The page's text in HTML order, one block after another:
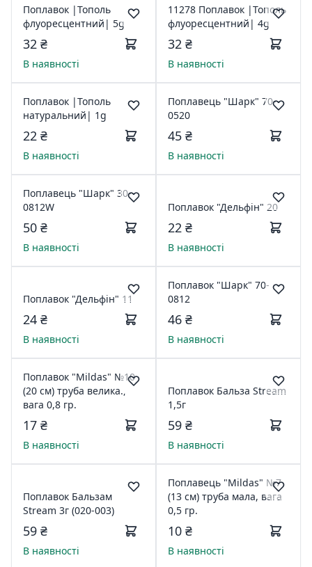
Поплавок |Тополь
флуоресцентний| 5g
32 ₴
В наявності
11278 Поплавок |Тополь
флуоресцентний| 4g
32 ₴
В наявності
Поплавок |Тополь
натуральний| 1g
22 ₴
В наявності
Поплавець "Шарк" 70-
0520
45 ₴
В наявності
Поплавець "Шарк" 30-
0812W
50 ₴
В наявності
Поплавок "Дельфін" 20
22 ₴
В наявності
Поплавок "Дельфін" 11
24 ₴
В наявності
Поплавок "Шарк" 70-
0812
46 ₴
В наявності
Поплавок "Mildas" №10
(20 см) труба велика.,
вага 0,8 гр.
17 ₴
В наявності
Поплавок Бальза Stream
1,5г
59 ₴
В наявності
Поплавок Бальзам
Stream 3г (020-003)
59 ₴
В наявності
Поплавець "Mildas" №7
(13 см) труба мала, вага
0,5 гр.
10 ₴
В наявності